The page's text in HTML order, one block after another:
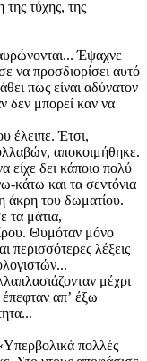
της τύχης, της
Έψαχνε
να προσδιορίσει αυτό
πως είναι αδύνατον
δεν μπορεί καν να
έλειπε. Έτσι,
αποκοιμήθηκε.
είχε δει κάποιο πολύ
κάτω και τα σεντόνια
άκρη του δωματίου.
τα μάτια,
Θυμόταν μόνο
περισσότερες λέξεις
μέχρι
έπεφταν απʼ έξω
πολλές